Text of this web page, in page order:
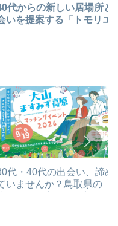
代からの新しい居場所と
いを提案する「トモリエ
代・40代の出会い、諦め
いませんか？鳥取県の「